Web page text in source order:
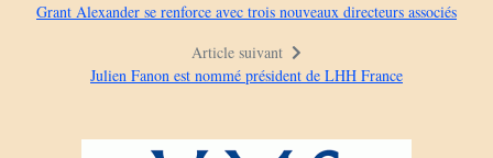
Grant Alexander se renforce avec trois nouveaux directeurs associés
Article suivant
Julien Fanon est nommé président de LHH France